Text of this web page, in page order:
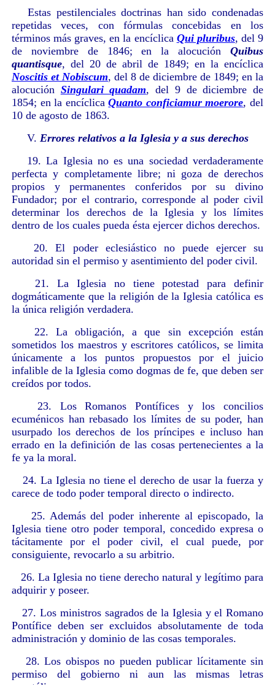
Estas pestilenciales doctrinas han sido condenadas
repetidas veces, con fórmulas concebidas en los
términos más graves, en la encíclica Qui pluribus, del 9
de noviembre de 1846; en la alocución Quibus
quantisque, del 20 de abril de 1849; en la encíclica
Noscitis et Nobiscum, del 8 de diciembre de 1849; en la
alocución Singulari quadam, del 9 de diciembre de
1854; en la encíclicaQuanto conficiamur moerore, del
10 de agosto de 1863.
V. Errores relativos a la Iglesia y a sus derechos
19. La Iglesia no es una sociedad verdaderamente
perfecta y completamente libre; ni goza de derechos
propios y permanentes conferidos por su divino
Fundador; por el contrario, corresponde al poder civil
determinar los derechos de la Iglesia y los límites
dentro de los cuales pueda ésta ejercer dichos derechos.
20. El poder eclesiástico no puede ejercer su
autoridad sin el permiso y asentimiento del poder civil.
21. La Iglesia no tiene potestad para definir
dogmáticamente que la religión de la Iglesia católica es
la única religión verdadera.
22. La obligación, a que sin excepción están
sometidos los maestros y escritores católicos, se limita
únicamente a los puntos propuestos por el juicio
infalible de la Iglesia como dogmas de fe, que deben ser
creídos por todos.
23. Los Romanos Pontífices y los concilios
ecuménicos han rebasado los límites de su poder, han
usurpado los derechos de los príncipes e incluso han
errado en la definición de las cosas pertenecientes a la
fe ya la moral.
24. La Iglesia no tiene el derecho de usar la fuerza y
carece de todo poder temporal directo o indirecto.
25. Además del poder inherente al episcopado, la
Iglesia tiene otro poder temporal, concedido expresa o
tácitamente por el poder civil, el cual puede, por
consiguiente, revocarlo a su arbitrio.
26. La Iglesia no tiene derecho natural y legítimo para
adquirir y poseer.
27. Los ministros sagrados de la Iglesia y el Romano
Pontífice deben ser excluidos absolutamente de toda
administración y dominio de las cosas temporales.
28. Los obispos no pueden publicar lícitamente sin
permiso del gobierno ni aun las mismas letras